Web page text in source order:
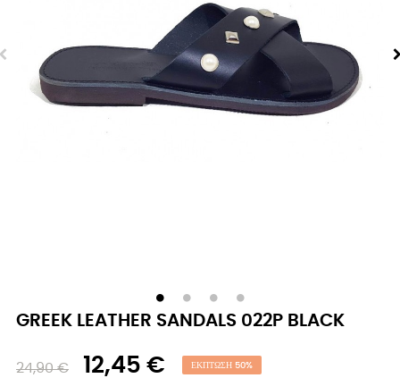
GREEK LEATHER SANDALS 022P BLACK
24,90 € 12,45 € ΈΚΠΤΩΣΗ 50%